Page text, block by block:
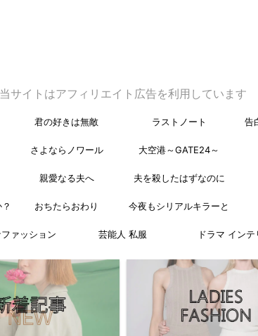
当サイトはアフィリエイト広告を利用しています
君の好きは無敵 ラストノート 告
さよならノワール 大空港～GATE24～
親愛なる夫へ 夫を殺したはずなのに
おちたらおわり 今夜もシリアルキラーと
ァッション 芸能人 私服 ドラマ インテ